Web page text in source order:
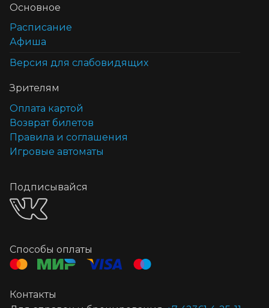
Основное
Расписание
Афиша
Версия для слабовидящих
Зрителям
Оплата картой
Возврат билетов
Правила и соглашения
Игровые автоматы
Подписывайся
Способы оплаты
Контакты